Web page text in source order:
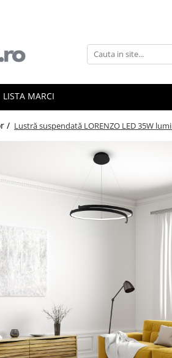
LISTA MARCI
/ Lustră suspendată LORENZO LED 35W